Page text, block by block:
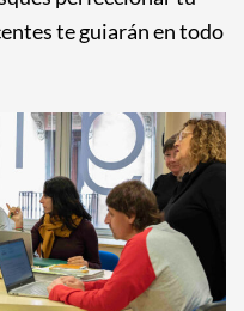
te guiarán en todo